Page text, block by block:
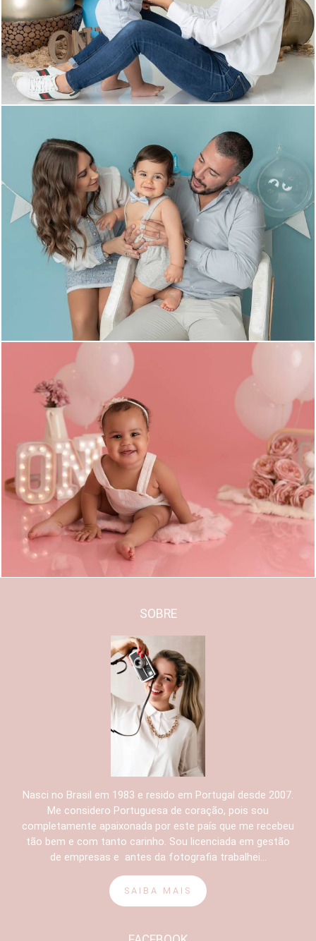
695 0
1341 0
1142
SOBRE
Nasci no Brasil em 1983 e resido em Portugal desde 2007.
Me considero Portuguesa de coração, pois sou
completamente apaixonada por este país que me recebeu
tão bem e com tanto carinho. Sou licenciada em gestão
de empresas e antes da fotografia trabalhei...
SAIBA MAIS